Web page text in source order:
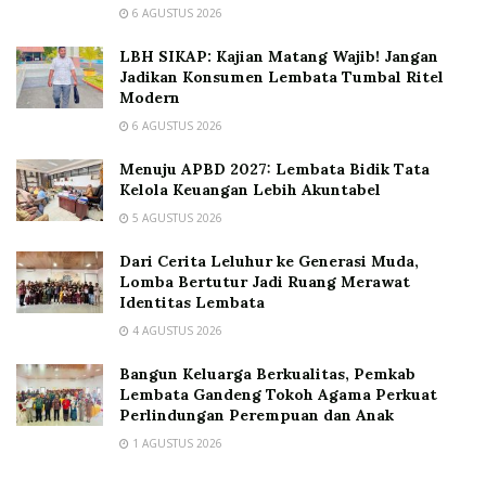
6 AGUSTUS 2026
LBH SIKAP: Kajian Matang Wajib! Jangan
Jadikan Konsumen Lembata Tumbal Ritel
Modern
6 AGUSTUS 2026
Menuju APBD 2027: Lembata Bidik Tata
Kelola Keuangan Lebih Akuntabel
5 AGUSTUS 2026
Dari Cerita Leluhur ke Generasi Muda,
Lomba Bertutur Jadi Ruang Merawat
Identitas Lembata
4 AGUSTUS 2026
Bangun Keluarga Berkualitas, Pemkab
Lembata Gandeng Tokoh Agama Perkuat
Perlindungan Perempuan dan Anak
1 AGUSTUS 2026